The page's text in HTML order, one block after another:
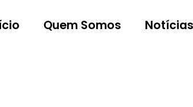
Quem Somos Notícias